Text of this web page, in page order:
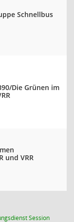
Schnellbus
Die Grünen im
und VRR
Session(Wird in